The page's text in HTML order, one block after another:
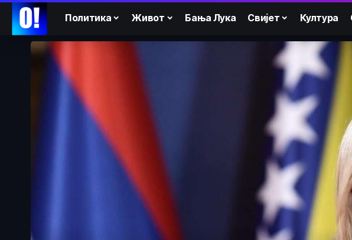
Политика Живот Бања Лука Свијет Култура